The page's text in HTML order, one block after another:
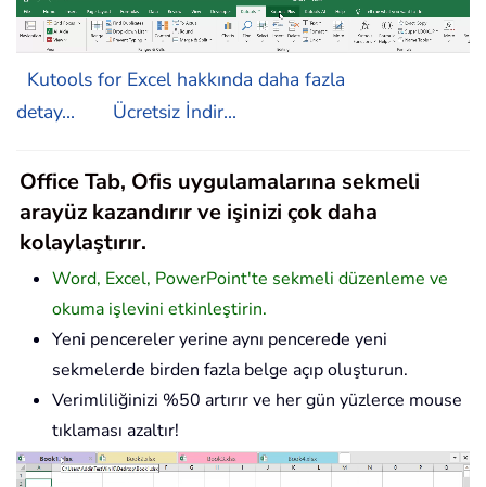
Kutools for Excel hakkında daha fazla
detay...
Ücretsiz İndir...
Office Tab, Ofis uygulamalarına sekmeli
arayüz kazandırır ve işinizi çok daha
kolaylaştırır.
Word, Excel, PowerPoint'te sekmeli düzenleme ve
okuma işlevini etkinleştirin.
Yeni pencereler yerine aynı pencerede yeni
sekmelerde birden fazla belge açıp oluşturun.
Verimliliğinizi %50 artırır ve her gün yüzlerce mouse
tıklaması azaltır!